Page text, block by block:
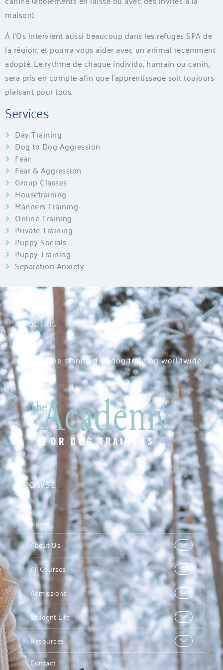
maison).
À l’Os intervient aussi beaucoup dans les refuges SPA de
la région, et pourra vous aider avec un animal récemment
adopté. Le rythme de chaque individu, humain ou canin,
sera pris en compte afin que l’apprentissage soit toujours
plaisant pour tous.
Services
Day Training
Dog to Dog Aggression
Fear
Fear & Aggression
Group Classes
Housetraining
Manners Training
Online Training
Private Training
Puppy Socials
Puppy Training
Separation Anxiety
ABOUT US
Raising the standard of dog training worldwide
BROWSE
Home
About Us
All Courses
Admissions
Student Life
Resources
Contact